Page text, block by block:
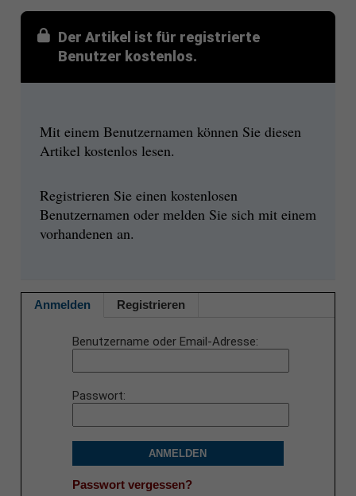
Der Artikel ist für registrierte
Benutzer kostenlos.
Mit einem Benutzernamen können Sie diesen
Artikel kostenlos lesen.
Registrieren Sie einen kostenlosen
Benutzernamen oder melden Sie sich mit einem
vorhandenen an.
Anmelden Registrieren
Benutzername oder Email-Adresse
Passwort
ANMELDEN
Passwort vergessen?